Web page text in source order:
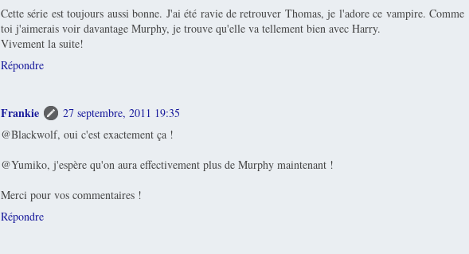
Cette série est toujours aussi bonne. J'ai été ravie de retrouver Thomas, je l'adore ce vampire. Comme
toi j'aimerais voir davantage Murphy, je trouve qu'elle va tellement bien avec Harry.
Vivement la suite!
Répondre
Frankie
27 septembre, 2011 19:35
@Blackwolf, oui c'est exactement ça !
@Yumiko, j'espère qu'on aura effectivement plus de Murphy maintenant !
Merci pour vos commentaires !
Répondre